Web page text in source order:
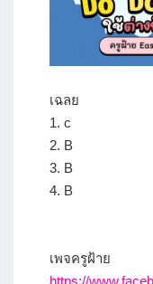
เฉลย
1. c
2. B
3. B
4. B
เพจครูฝ้าย
https://